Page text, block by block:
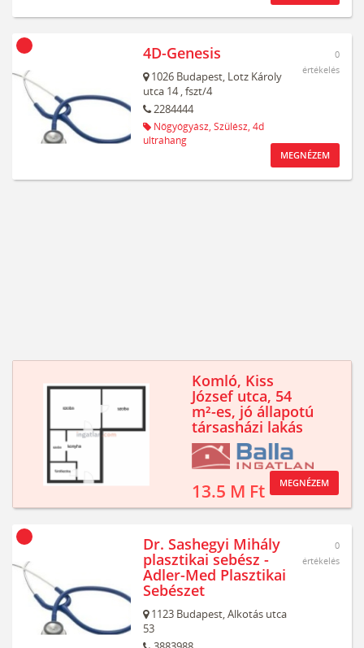
4D-Genesis
1026 Budapest, Lotz Károly
utca 14, fszt/4
2284444
Nőgyógyász, Szülész, 4d
ultrahang
0
értékelés
MEGNÉZEM
Komló, Kiss
József utca, 54
m²-es, jó állapotú
társasházi lakás
13.5 M Ft MEGNÉZEM
Dr. Sashegyi Mihály
plasztikai sebész -
Adler-Med Plasztikai
Sebészet
1123 Budapest,Alkotás utca
53
0
értékelés